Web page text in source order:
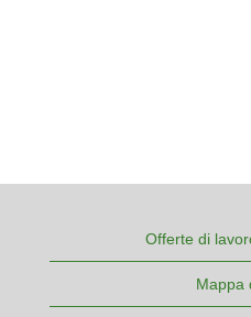
Offerte di
Mappa